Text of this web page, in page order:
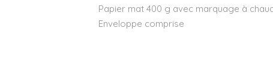
Papier mat 400 g avec marquage à
Enveloppe comprise